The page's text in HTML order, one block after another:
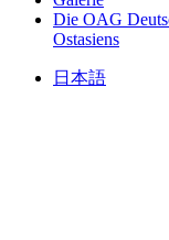
Die OAG
Ostasiens
日本語